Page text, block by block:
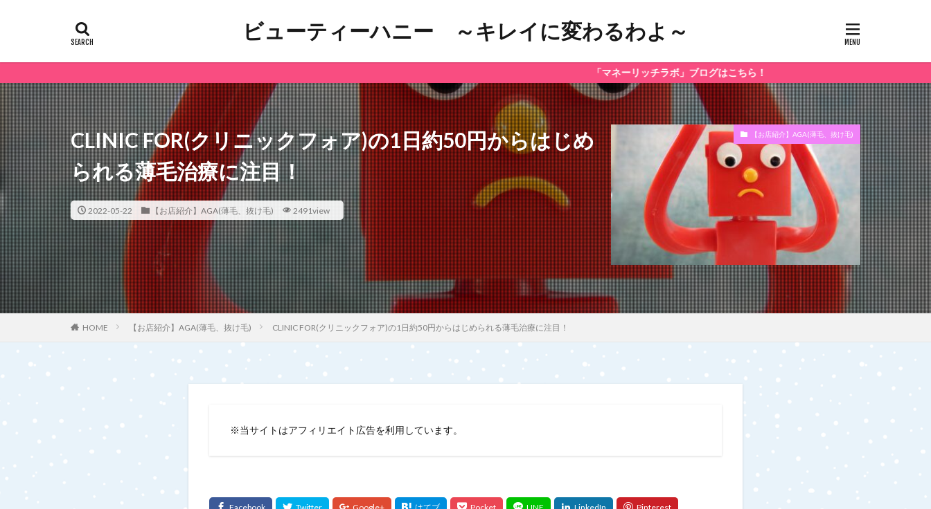
ビューティーハニー ～キレイに変わるわよ～
「マネーリッチラボ」ブログはこちら！
CLINIC FOR(クリニックフォア)の1日約50円からはじめ
られる薄毛治療に注目！
2022-05-22 【お店紹介】AGA(薄毛、抜け毛) 2491view
【お店紹介】AGA(薄毛、抜け毛)
HOME 【お店紹介】AGA(薄毛、抜け毛) CLINIC FOR(クリニックフォア)の1日約50円からはじめられる薄毛治療に注目！
※当サイトはアフィリエイト広告を利用しています。